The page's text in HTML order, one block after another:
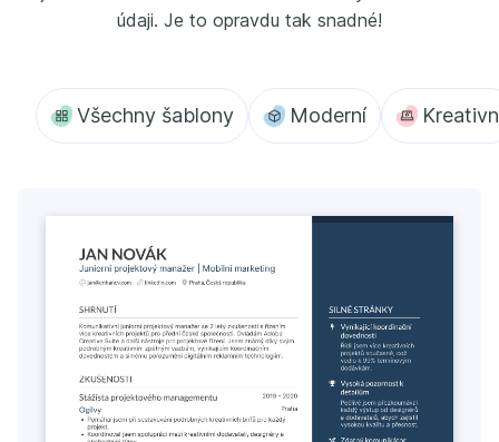
údaji. Je to opravdu tak snadné!
Všechny šablony Moderní